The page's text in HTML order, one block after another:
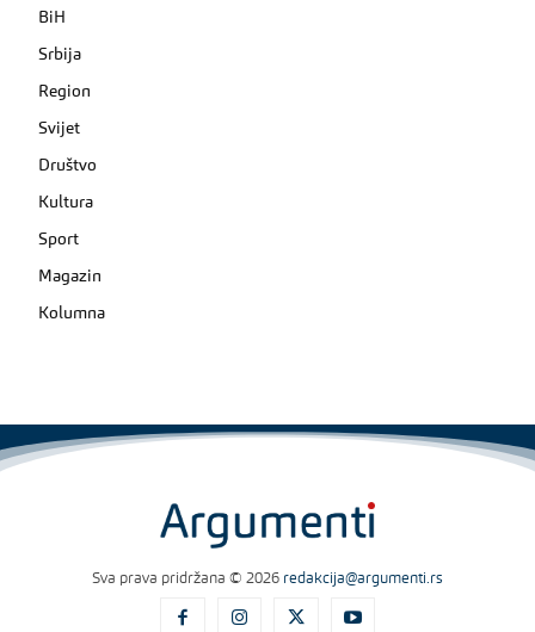
BiH
Srbija
Region
Svijet
Društvo
Kultura
Sport
Magazin
Kolumna
Sva prava pridržana © 2026 redakcija@argumenti.rs